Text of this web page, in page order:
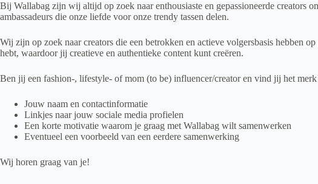
Bij Wallabag zijn wij altijd op zoek naar enthousiaste en gepassioneerde
ambassadeurs die onze liefde voor onze trendy tassen delen.
Wij zijn op zoek naar creators die een betrokken en actieve volgersbasis hebben
hebt, waardoor jij creatieve en authentieke content kunt creëren.
Ben jij een fashion-, lifestyle- of mom (to be) influencer/creator en vind jij het
Jouw naam en contactinformatie
Linkjes naar jouw sociale media profielen
Een korte motivatie waarom je graag met Wallabag wilt samenwerken
Eventueel een voorbeeld van een eerdere samenwerking
Wij horen graag van je!